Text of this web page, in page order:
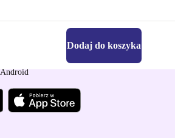
Dodaj do koszyka
refurbed